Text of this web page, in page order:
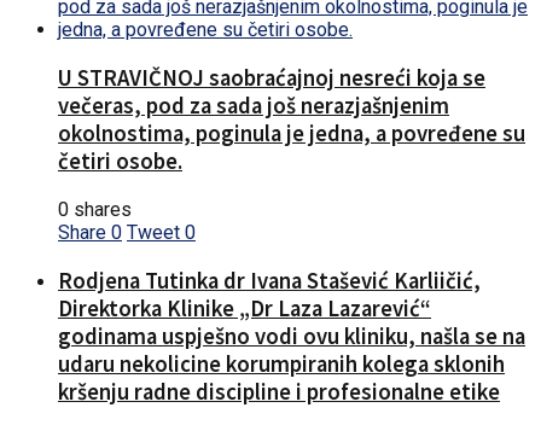
U STRAVIČNOJ saobraćajnoj nesreći koja se
večeras, pod za sada još nerazjašnjenim
okolnostima, poginula je jedna, a povređene su
četiri osobe.
0 shares
Share 0 Tweet 0
Rodjena Tutinka dr Ivana Stašević Karliičić,
Direktorka Klinike „Dr Laza Lazarević“
godinama uspješno vodi ovu kliniku, našla se na
udaru nekolicine korumpiranih kolega sklonih
kršenju radne discipline i profesionalne etike